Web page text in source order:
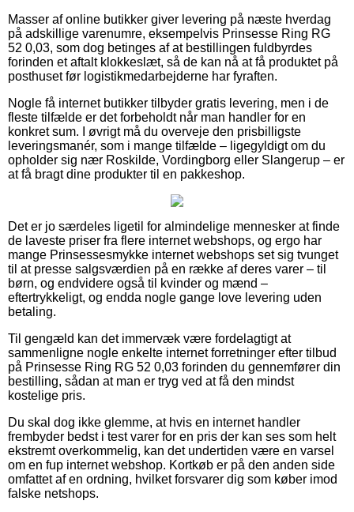
Masser af online butikker giver levering på næste hverdag
på adskillige varenumre, eksempelvis Prinsesse Ring RG
52 0,03, som dog betinges af at bestillingen fuldbyrdes
forinden et aftalt klokkeslæt, så de kan nå at få produktet på
posthuset før logistikmedarbejderne har fyraften.
Nogle få internet butikker tilbyder gratis levering, men i de
fleste tilfælde er det forbeholdt når man handler for en
konkret sum. I øvrigt må du overveje den prisbilligste
leveringsmanér, som i mange tilfælde – ligegyldigt om du
opholder sig nær Roskilde, Vordingborg eller Slangerup – er
at få bragt dine produkter til en pakkeshop.
Det er jo særdeles ligetil for almindelige mennesker at finde
de laveste priser fra flere internet webshops, og ergo har
mange Prinsessesmykke internet webshops set sig tvunget
til at presse salgsværdien på en række af deres varer – til
børn, og endvidere også til kvinder og mænd –
eftertrykkeligt, og endda nogle gange love levering uden
betaling.
Til gengæld kan det immervæk være fordelagtigt at
sammenligne nogle enkelte internet forretninger efter tilbud
på Prinsesse Ring RG 52 0,03 forinden du gennemfører din
bestilling, sådan at man er tryg ved at få den mindst
kostelige pris.
Du skal dog ikke glemme, at hvis en internet handler
frembyder bedst i test varer for en pris der kan ses som helt
ekstremt overkommelig, kan det undertiden være en varsel
om en fup internet webshop. Kortkøb er på den anden side
omfattet af en ordning, hvilket forsvarer dig som køber imod
falske netshops.